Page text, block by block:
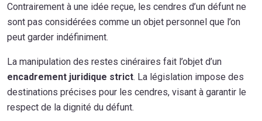
Contrairement à une idée reçue, les cendres d’un défunt ne
sont pas considérées comme un objet personnel que l’on
peut garder indéfiniment.
La manipulation des restes cinéraires fait l’objet d’un
encadrement juridique strict. La législation impose des
destinations précises pour les cendres, visant à garantir le
respect de la dignité du défunt.